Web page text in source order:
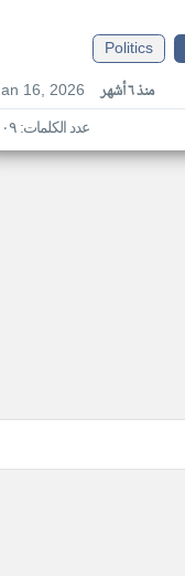
Politics
16, 2026
منذ ٦ أشهر
عدد الكلمات: ١٠٩